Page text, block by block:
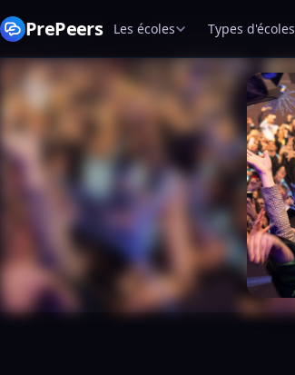
PrePeers Les écoles Types d'écoles